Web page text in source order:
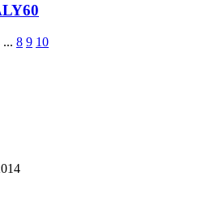
... 8 9 10